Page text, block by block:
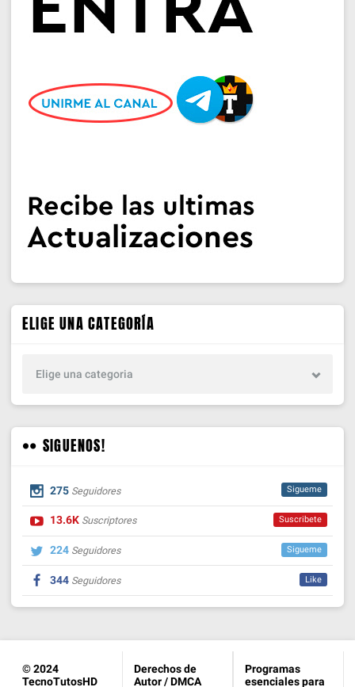
ELIGE UNA CATEGORÍA
Elige una categoria
SIGUENOS!
275 Seguidores Sigueme
13.6K Suscriptores Suscribete
224 Seguidores Sigueme
344 Seguidores Like
© 2024
TecnoTutosHD
Derechos de
Autor / DMCA
Programas
esenciales para